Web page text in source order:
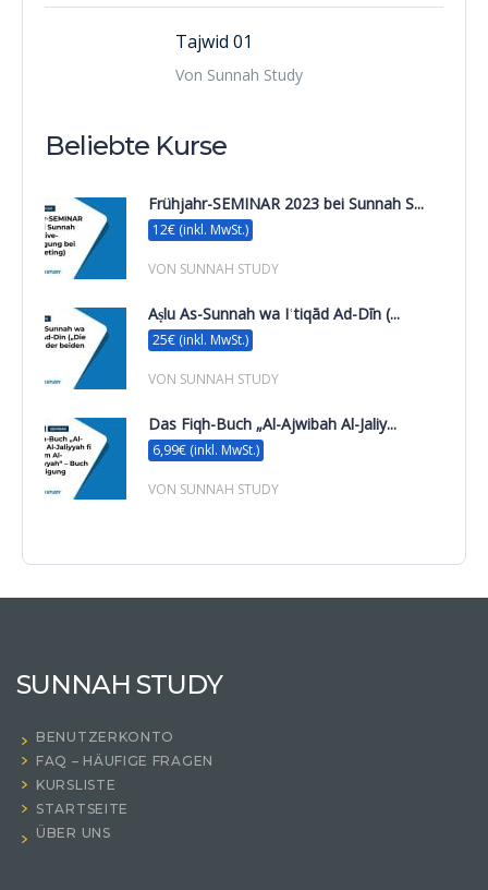
Tajwid 01
Von Sunnah Study
Beliebte Kurse
Frühjahr-SEMINAR 2023 bei Sunnah S...
12€ (inkl. MwSt.)
VON SUNNAH STUDY
Aṣlu As-Sunnah wa Iʿtiqād Ad-Dīn (...
25€ (inkl. MwSt.)
VON SUNNAH STUDY
Das Fiqh-Buch „Al-Ajwibah Al-Jaliy...
6,99€ (inkl. MwSt.)
VON SUNNAH STUDY
SUNNAH STUDY
BENUTZERKONTO
FAQ – HÄUFIGE FRAGEN
KURSLISTE
STARTSEITE
ÜBER UNS